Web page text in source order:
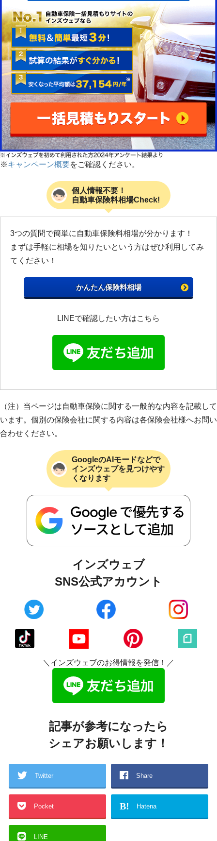
※キャンペーン概要をご確認ください。
個人情報不要！
自動車保険料相場Check!
3つの質問で簡単に自動車保険料相場が分かります！
まずは手軽に相場を知りたいという方はぜひ利用してみ
てください！
かんたん保険料相場
LINEで確認したい方はこちら
（注）当ページは自動車保険に関する一般的な内容を記載して
います。個別の保険会社に関する内容は各保険会社様へお問い
合わせください。
GoogleのAIモードなどで
インズウェブを見つけやす
くなります
インズウェブ
SNS公式アカウント
＼インズウェブのお得情報を発信！／
記事が参考になったら
シェアお願いします！
Twitter Share
Pocket B! Hatena
LINE